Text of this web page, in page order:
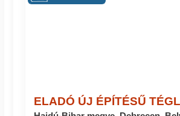
ELADÓ ÚJ ÉPÍTÉSŰ